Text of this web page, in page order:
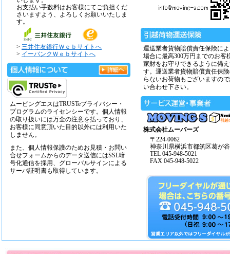
お支払い手数料はお客様にてご負担くだ
さいますよう、よろしくお願いいたしま
す。
> 三井住友銀行Ｗｅｂサイトへ
> イーバンクＷｅｂサイトへ
ムービングエスはTRUSTeプライバシー・
プログラムのライセンシーです。個人情報
の取り扱いには万全の注意を払っており、
お客様に同意頂いた目的以外には利用いた
しません。
また、個人情報保護のためお見積・お問い
合せフォームからのデータ送信にはSSL暗
号化通信を採用、グローバルサインによる
サーバ証明書も取得しています。
運送業者貨物賠償責任保険に
場合に最高300万円までのお客
家財をお守りできるように備
す。運送業者貨物賠償責任保
らないお荷物もございますの
い合わせ下さい。
株式会社ムーバーズ
〒224-0062
神奈川県横浜市都筑区葛が
TEL 045-948-5021
FAX 045-948-5022